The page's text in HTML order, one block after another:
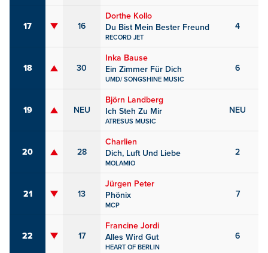
17 16
Dorthe Kollo
Du Bist Mein Bester Freund
RECORD JET
4
18 30
Inka Bause
Ein Zimmer Für Dich
UMD/ SONGSHINE MUSIC
6
19 NEU
Björn Landberg
Ich Steh Zu Mir
ATRESUS MUSIC
NEU
20 28
Charlien
Dich, Luft Und Liebe
MOLAMIO
2
21 13
Jürgen Peter
Phönix
MCP
7
22 17
Francine Jordi
Alles Wird Gut
HEART OF BERLIN
6